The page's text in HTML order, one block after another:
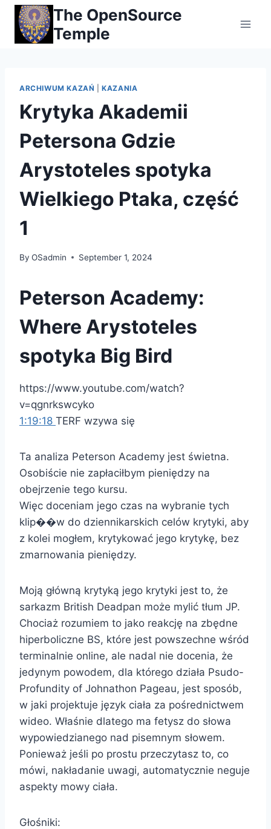
Skip
content
The OpenSource
Temple
ARCHIWUM KAZAŃ |KAZANIA
Krytyka Akademii
Petersona Gdzie
Arystoteles spotyka
Wielkiego Ptaka, część
1
By OSadmin September 1, 2024
Peterson Academy:
Where Arystoteles
spotyka Big Bird
https://www.youtube.com/watch?
v=qgnrkswcyko
1:19:18 TERF wzywa się
Ta analiza Peterson Academy jest świetna.
Osobiście nie zapłaciłbym pieniędzy na
obejrzenie tego kursu.
Więc doceniam jego czas na wybranie tych
klip��w do dziennikarskich celów krytyki, aby
z kolei mogłem, krytykować jego krytykę, bez
zmarnowania pieniędzy.
Moją główną krytyką jego krytyki jest to, że
sarkazm British Deadpan może mylić tłum JP.
Chociaż rozumiem to jako reakcję na zbędne
hiperboliczne BS, które jest powszechne wśród
terminalnie online, ale nadal nie docenia, że ​​
jedynym powodem, dla którego działa Psudo-
Profundity of Johnathon Pageau, jest sposób,
w jaki projektuje język ciała za pośrednictwem
wideo. Właśnie dlatego ma fetysz do słowa
wypowiedzianego nad pisemnym słowem.
Ponieważ jeśli po prostu przeczytasz to, co
mówi, nakładanie uwagi, automatycznie neguje
aspekty mowy ciała.
Głośniki: